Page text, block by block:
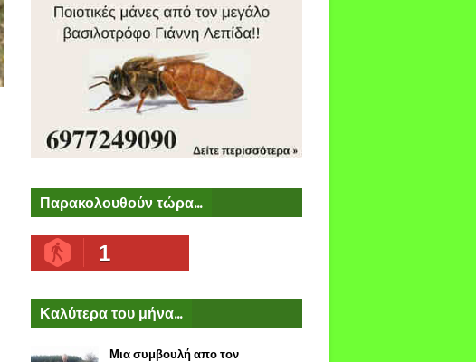
Παρακολουθούν τώρα...
1
Καλύτερα του μήνα...
Μια συμβουλή απο τον